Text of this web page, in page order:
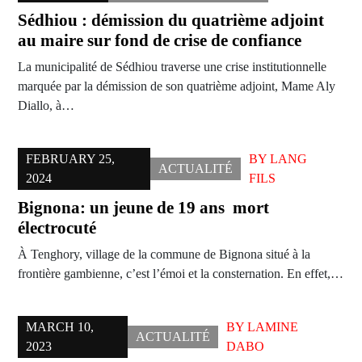
Sédhiou : démission du quatrième adjoint
au maire sur fond de crise de confiance
La municipalité de Sédhiou traverse une crise institutionnelle
marquée par la démission de son quatrième adjoint, Mame Aly
Diallo, à…
FEBRUARY 25,
2024
ACTUALITÉ
BYLANG
FILS
Bignona: un jeune de 19 ans mort
électrocuté
À Tenghory, village de la commune de Bignona situé à la
frontière gambienne, c’est l’émoi et la consternation. En effet,…
MARCH 10,
2023
ACTUALITÉ
BYLAMINE
DABO